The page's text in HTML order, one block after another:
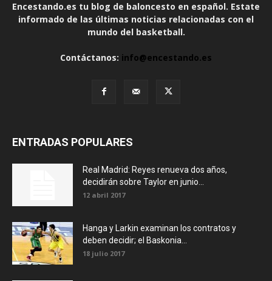
Encestando.es tu blog de baloncesto en español. Estate
informado de las últimas noticias relacionadas con el
mundo del basketball.
Contáctanos: info@encestando.es
ENTRADAS POPULARES
Real Madrid: Reyes renueva dos años,
decidirán sobre Taylor en junio...
12 abril 2017
Hanga y Larkin examinan los contratos y
deben decidir; el Baskonia...
18 julio 2017